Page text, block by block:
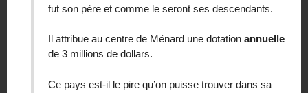
fut son père et comme le seront ses descendants.
Il attribue au centre de Ménard une dotation annuelle
de 3 millions de dollars.
Ce pays est-il le pire qu’on puisse trouver dans sa